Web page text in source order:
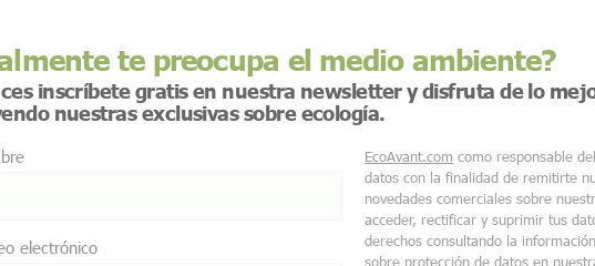
te preocupa el medio ambiente?
inscríbete gratis en nuestra newsletter y disfruta de lo
nuestras exclusivas sobre ecología.
electrónico
EcoAvant.com como responsable
datos con la finalidad de remitirte
novedades comerciales sobre
acceder, rectificar y suprimir tus
derechos consultando la
sobre protección de datos en